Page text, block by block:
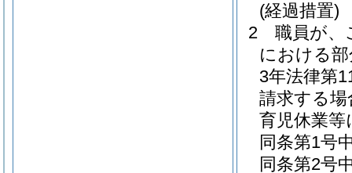
(経過措置)
2
職員が、
における
3年法律第
請求する
育児休業
同条第1号
同条第2号